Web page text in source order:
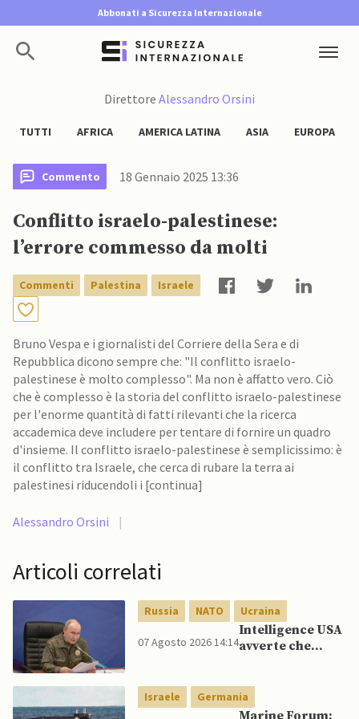
Abbonati a Sicurezza Internazionale
Direttore Alessandro Orsini
TUTTI AFRICA AMERICA LATINA ASIA EUROPA
Commento 18 Gennaio 2025 13:36
Conflitto israelo-palestinese:
l’errore commesso da molti
Commenti Palestina Israele
Bruno Vespa e i giornalisti del Corriere della Sera e di
Repubblica dicono sempre che: "Il conflitto israelo-
palestinese è molto complesso". Ma non è affatto vero. Ciò
che è complesso è la storia del conflitto israelo-palestinese
per l'enorme quantità di fatti rilevanti che la ricerca
accademica deve includere per tentare di fornire un quadro
d'insieme. Il conflitto israelo-palestinese è semplicissimo: è
il conflitto tra Israele, che cerca di rubare la terra ai
palestinesi riducendoli i [continua]
Alessandro Orsini |
Articoli correlati
Russia NATO Ucraina
07 Agosto 2026 14:14
Intelligence USA
avverte che
mentre è ancora
impegnato in
Israele Germania
Marine Forum: